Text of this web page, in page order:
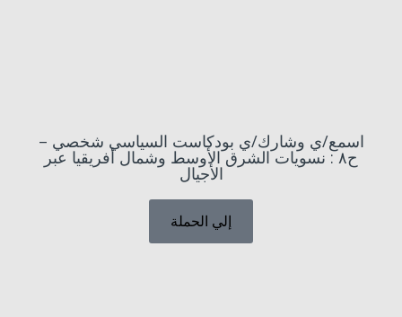
اسمع/ي وشارك/ي بودكاست السياسي شخصي –
ح٨ : نسويات الشرق الأوسط وشمال أفريقيا عبر
الأجيال
إلي الحملة